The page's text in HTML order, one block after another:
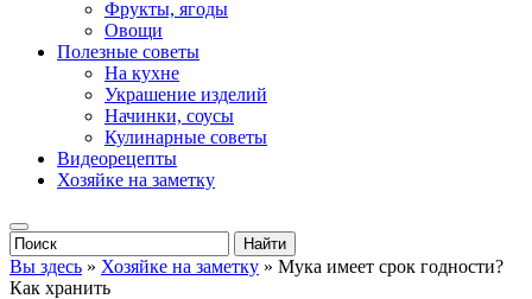
Фрукты, ягоды
Овощи
Полезные советы
На кухне
Украшение изделий
Начинки, соусы
Кулинарные советы
Видеорецепты
Хозяйке на заметку
Вы здесь » Хозяйке на заметку » Мука имеет срок годности?
Как хранить